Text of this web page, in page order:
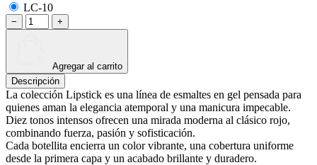
LC-10
− +
Agregar al carrito
Descripción
La colección Lipstick es una línea de esmaltes en gel pensada para
quienes aman la elegancia atemporal y una manicura impecable.
Diez tonos intensos ofrecen una mirada moderna al clásico rojo,
combinando fuerza, pasión y sofisticación.
Cada botellita encierra un color vibrante, una cobertura uniforme
desde la primera capa y un acabado brillante y duradero.